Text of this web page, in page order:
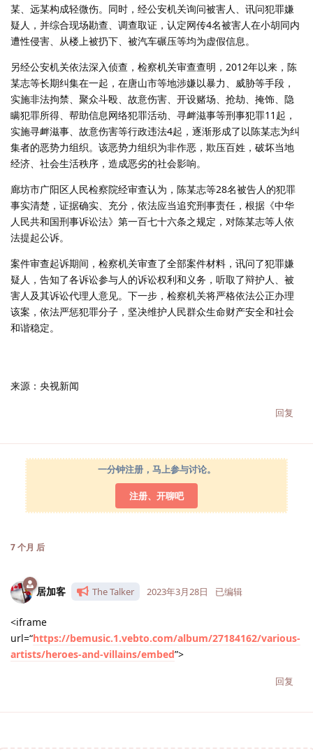
某、远某构成轻微伤。同时，经公安机关询问被害人、讯问犯罪嫌
疑人，并综合现场勘查、调查取证，认定网传4名被害人在小胡同内
遭性侵害、从楼上被扔下、被汽车碾压等均为虚假信息。
另经公安机关依法深入侦查，检察机关审查查明，2012年以来，陈
某志等长期纠集在一起，在唐山市等地涉嫌以暴力、威胁等手段，
实施非法拘禁、聚众斗殴、故意伤害、开设赌场、抢劫、掩饰、隐
瞒犯罪所得、帮助信息网络犯罪活动、寻衅滋事等刑事犯罪11起，
实施寻衅滋事、故意伤害等行政违法4起，逐渐形成了以陈某志为纠
集者的恶势力组织。该恶势力组织为非作恶，欺压百姓，破坏当地
经济、社会生活秩序，造成恶劣的社会影响。
廊坊市广阳区人民检察院经审查认为，陈某志等28名被告人的犯罪
事实清楚，证据确实、充分，依法应当追究刑事责任，根据《中华
人民共和国刑事诉讼法》第一百七十六条之规定，对陈某志等人依
法提起公诉。
案件审查起诉期间，检察机关审查了全部案件材料，讯问了犯罪嫌
疑人，告知了各诉讼参与人的诉讼权利和义务，听取了辩护人、被
害人及其诉讼代理人意见。下一步，检察机关将严格依法公正办理
该案，依法严惩犯罪分子，坚决维护人民群众生命财产安全和社会
和谐稳定。
来源：央视新闻
回复
一分钟注册，马上参与讨论。
注册、开聊吧
7 个月 后
居加客 The Talker 2023年3月28日 已编辑
<iframe
url=“https://bemusic.1.vebto.com/album/27184162/various-
artists/heroes-and-villains/embed”>
回复